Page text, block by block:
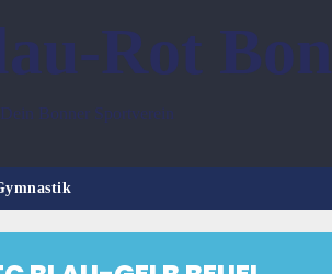
Rot
Dein Bonner Sportverein